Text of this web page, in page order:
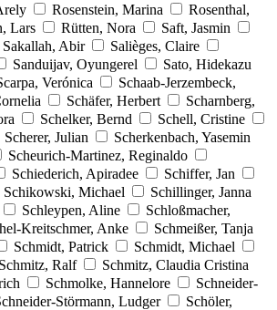
Rosenstein, Marina
Rosenthal,
Lars Rütten, Nora
Saft, Jasmin
Sakallah, Abir
Salièges, Claire
Sanduijav, Oyungerel
Sato, Hidekazu
Verónica
Schaab-Jerzembeck,
Schäfer, Herbert
Scharnberg,
Schelker, Bernd
Schell, Cristine
Scherer, Julian
Scherkenbach, Yasemin
Scheurich-Martinez, Reginaldo
Schiederich, Apiradee
Schiffer, Jan
Schikowski, Michael
Schillinger, Janna
Schleypen, Aline
Schloßmacher,
Kreitschmer, Anke
Schmeißer, Tanja
Schmidt, Patrick
Schmidt, Michael
Schmitz, Ralf
Schmitz, Claudia Cristina
Schmolke, Hannelore
Schneider-
Störmann, Ludger
Schöler,